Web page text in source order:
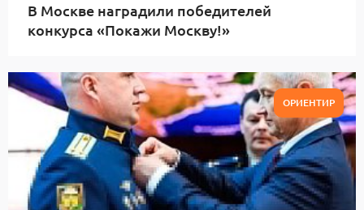
В Москве наградили победителей
конкурса «Покажи Москву!»
ОРИЕНТИР